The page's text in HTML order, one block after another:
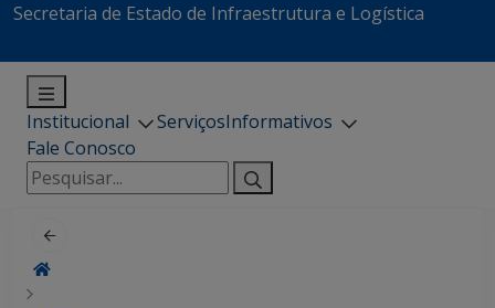
Secretaria de Estado de Infraestrutura e Logística
Institucional ServiçosInformativos
Fale Conosco
Pesquisar
por: